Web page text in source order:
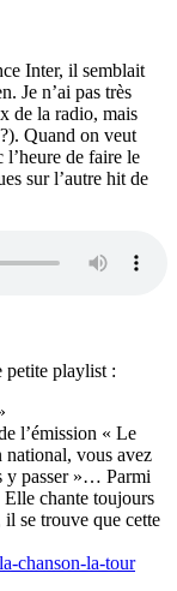
Inter, il semblait
Je n’ai pas très
de la radio, mais
Quand on veut
de faire le
sur l’autre hit de
petite playlist :
l’émission « Le
national, vous avez
y passer »… Parmi
Elle chante toujours
se trouve que cette
chanson-la-tour